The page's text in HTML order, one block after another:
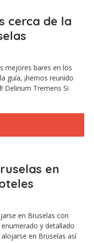
cerca de la
mejores bares en los
guía, ¡hemos reunido
Delirium Tremens Si
en
en Bruselas con
y detallado
en Bruselas así